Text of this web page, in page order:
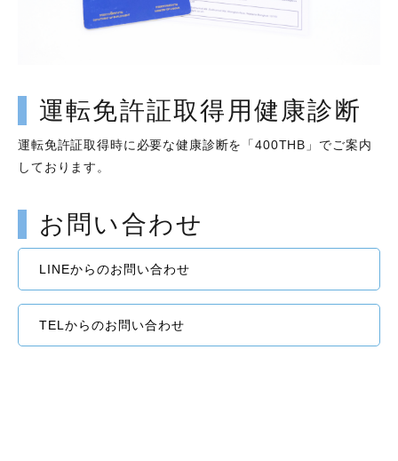
運転免許証取得用健康診断
運転免許証取得時に必要な健康診断を「400THB」でご案内
しております。
お問い合わせ
LINEからのお問い合わせ
TELからのお問い合わせ